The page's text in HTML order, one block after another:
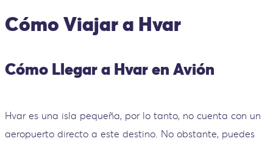
Cómo Viajar a Hvar
Cómo Llegar a Hvar en Avión
Hvar es una isla pequeña, por lo tanto, no cuenta con un
aeropuerto directo a este destino. No obstante, puedes